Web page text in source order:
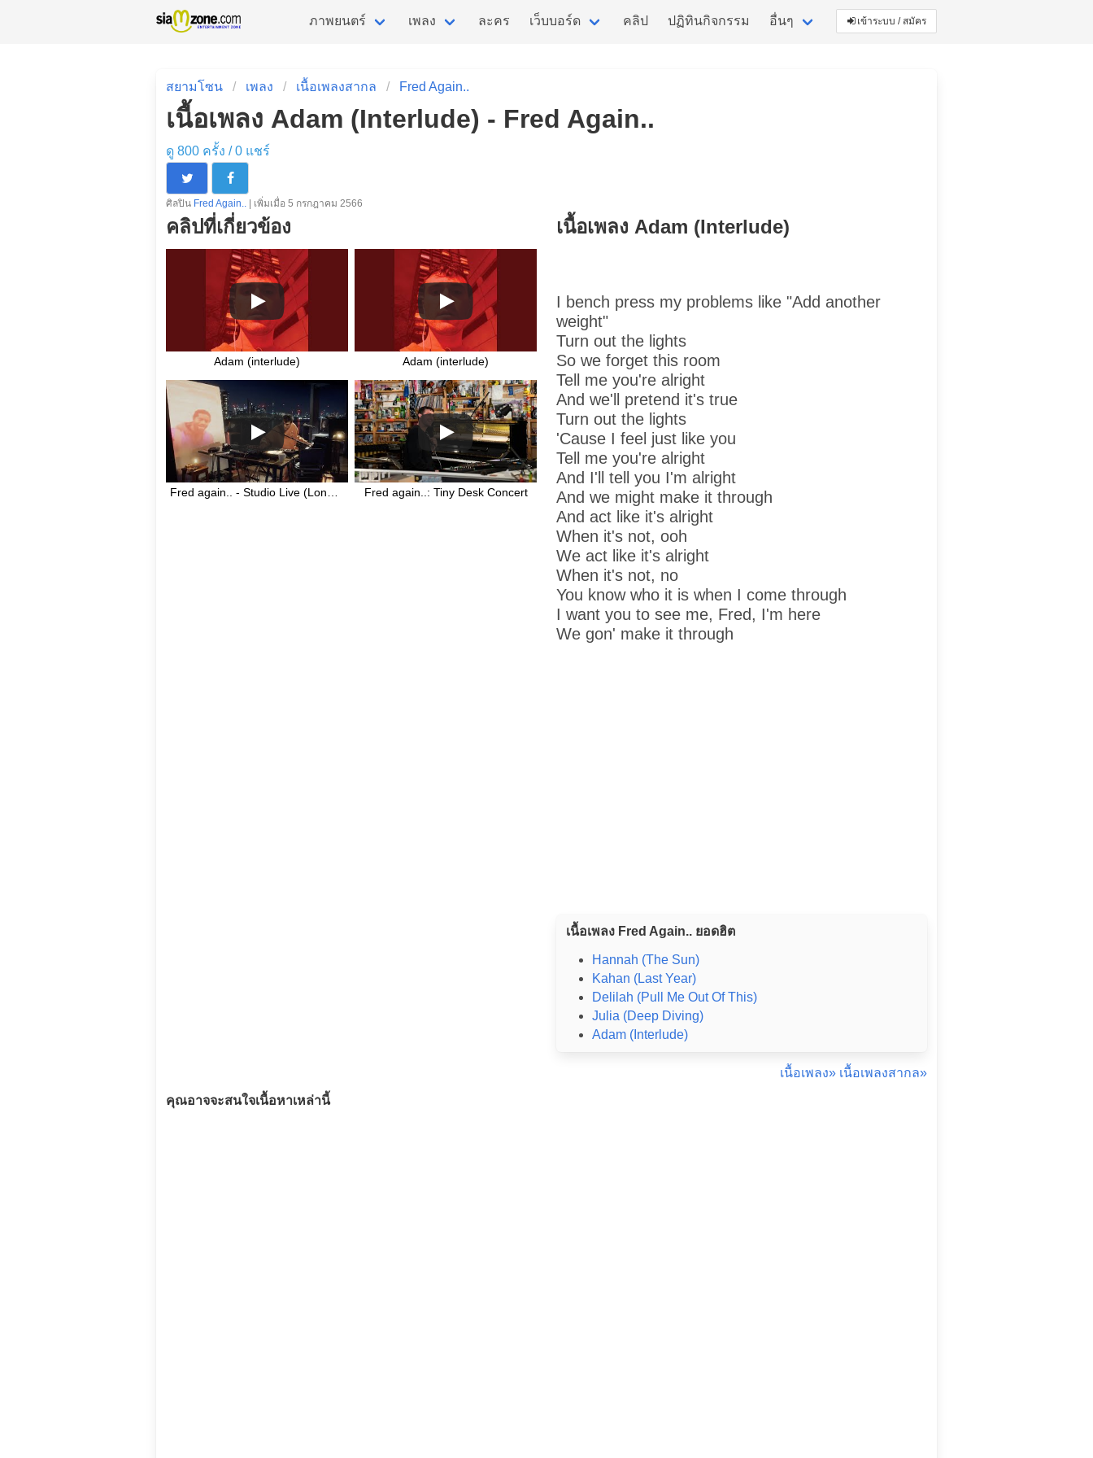
ภาพยนตร์ เพลง ละคร เว็บบอร์ด คลิป ปฏิทินกิจกรรม อื่นๆ เข้าระบบ / สมัคร
สยามโซน เพลง เนื้อเพลงสากล Fred Again..
เนื้อเพลง Adam (Interlude) - Fred Again..
ดู 800 ครั้ง /0 แชร์
ศิลปิน Fred Again.. | เพิ่มเมื่อ 5 กรกฎาคม 2566
คลิปที่เกี่ยวข้อง
Adam (interlude) Adam (interlude)
Fred again.. - Studio Live (London, April 2021) Fred again..: Tiny Desk Concert
เนื้อเพลง Adam (Interlude)
I bench press my problems like "Add another
weight"
Turn out the lights
So we forget this room
Tell me you're alright
And we'll pretend it's true
Turn out the lights
'Cause I feel just like you
Tell me you're alright
And I'll tell you I'm alright
And we might make it through
And act like it's alright
When it's not, ooh
We act like it's alright
When it's not, no
You know who it is when I come through
I want you to see me, Fred, I'm here
We gon' make it through
เนื้อเพลง Fred Again.. ยอดฮิต
Hannah (The Sun)
Kahan (Last Year)
Delilah (Pull Me Out Of This)
Julia (Deep Diving)
Adam (Interlude)
เนื้อเพลง» เนื้อเพลงสากล»
คุณอาจจะสนใจเนื้อหาเหล่านี้